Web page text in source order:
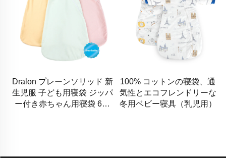
Dralon プレーンソリッド 新
生児服 子ども用寝袋 ジッパ
ー付き赤ちゃん用寝袋 6ヶ
100% コットンの寝袋、通
気性とエコフレンドリーな
冬用ベビー寝具（乳児用）